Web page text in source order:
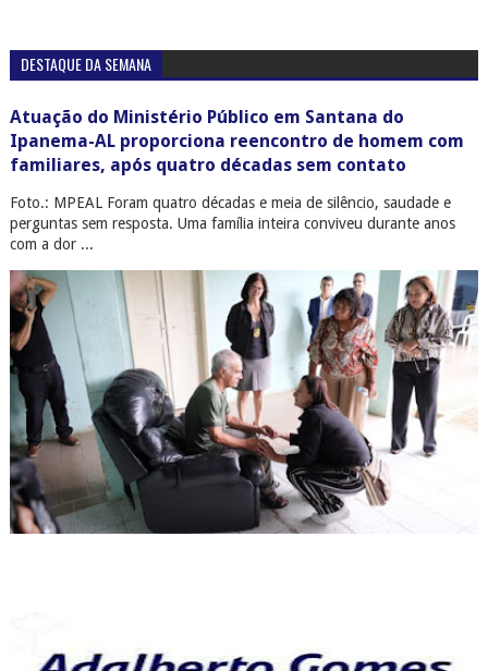
DESTAQUE DA SEMANA
Atuação do Ministério Público em Santana do
Ipanema-AL proporciona reencontro de homem com
familiares, após quatro décadas sem contato
Foto.: MPEAL Foram quatro décadas e meia de silêncio, saudade e
perguntas sem resposta. Uma família inteira conviveu durante anos
com a dor ...